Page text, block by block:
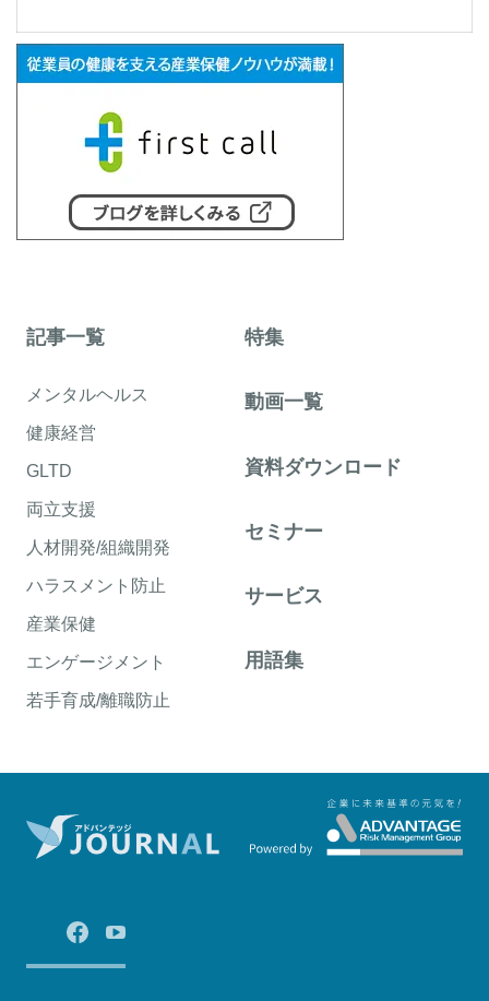
記事一覧
メンタルヘルス
健康経営
GLTD
両立支援
人材開発/組織開発
ハラスメント防止
産業保健
エンゲージメント
若手育成/離職防止
特集
動画一覧
資料ダウンロード
セミナー
サービス
用語集